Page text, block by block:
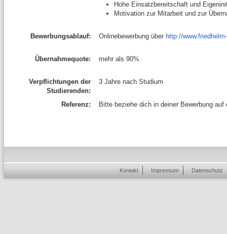
Hohe Einsatzbereitschaft und
Motivation zur Mitarbeit und zur
Bewerbungsablauf: Onlinebewerbung über http://
Übernahmequote: mehr als 90%
Verpflichtungen der
Studierenden:
3 Jahre nach Studium
Referenz: Bitte beziehe dich in deiner Bewerbung auf
Kontakt Impressum Datenschutz